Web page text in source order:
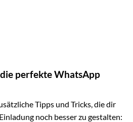
perfekte WhatsApp
Tipps und Tricks, die dir
noch besser zu gestalten: